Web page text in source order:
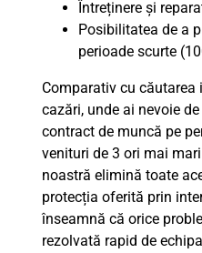
Întreținere și
Posibilitatea de a
perioade scurte
Comparativ cu căutarea
cazări, unde ai nevoie
contract de muncă pe
venituri de 3 ori mai
noastră elimină toate
protecția oferită prin
înseamnă că orice
rezolvată rapid de